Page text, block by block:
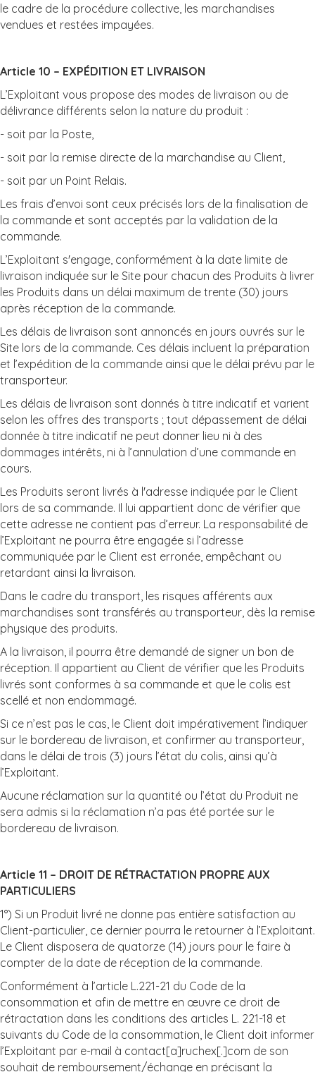
le cadre de la procédure collective, les marchandises
vendues et restées impayées.
Article 10 – EXPÉDITION ET LIVRAISON
L’Exploitant vous propose des modes de livraison ou de
délivrance différents selon la nature du produit :
- soit par la Poste,
- soit par la remise directe de la marchandise au Client,
- soit par un Point Relais.
Les frais d’envoi sont ceux précisés lors de la finalisation de
la commande et sont acceptés par la validation de la
commande.
L’Exploitant s'engage, conformément à la date limite de
livraison indiquée sur le Site pour chacun des Produits à livrer
les Produits dans un délai maximum de trente (30) jours
après réception de la commande.
Les délais de livraison sont annoncés en jours ouvrés sur le
Site lors de la commande. Ces délais incluent la préparation
et l’expédition de la commande ainsi que le délai prévu par le
transporteur.
Les délais de livraison sont donnés à titre indicatif et varient
selon les offres des transports ; tout dépassement de délai
donnée à titre indicatif ne peut donner lieu ni à des
dommages intérêts, ni à l’annulation d’une commande en
cours.
Les Produits seront livrés à l'adresse indiquée par le Client
lors de sa commande. Il lui appartient donc de vérifier que
cette adresse ne contient pas d’erreur. La responsabilité de
l’Exploitant ne pourra être engagée si l’adresse
communiquée par le Client est erronée, empêchant ou
retardant ainsi la livraison.
Dans le cadre du transport, les risques afférents aux
marchandises sont transférés au transporteur, dès la remise
physique des produits.
A la livraison, il pourra être demandé de signer un bon de
réception. Il appartient au Client de vérifier que les Produits
livrés sont conformes à sa commande et que le colis est
scellé et non endommagé.
Si ce n’est pas le cas, le Client doit impérativement l’indiquer
sur le bordereau de livraison, et confirmer au transporteur,
dans le délai de trois (3) jours l’état du colis, ainsi qu’à
l’Exploitant.
Aucune réclamation sur la quantité ou l’état du Produit ne
sera admis si la réclamation n’a pas été portée sur le
bordereau de livraison.
Article 11 – DROIT DE RÉTRACTATION PROPRE AUX
PARTICULIERS
1°) Si un Produit livré ne donne pas entière satisfaction au
Client-particulier, ce dernier pourra le retourner à l’Exploitant.
Le Client disposera de quatorze (14) jours pour le faire à
compter de la date de réception de la commande.
Conformément à l’article L.221-21 du Code de la
consommation et afin de mettre en œuvre ce droit de
rétractation dans les conditions des articles L. 221-18 et
suivants du Code de la consommation, le Client doit informer
l’Exploitant par e-mail à contact[a]ruchex[.]com de son
souhait de remboursement/échange en précisant la